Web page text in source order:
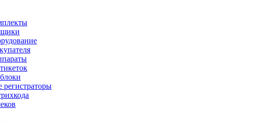
(товаров 7)